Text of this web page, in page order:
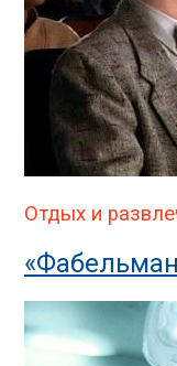
Отдых и